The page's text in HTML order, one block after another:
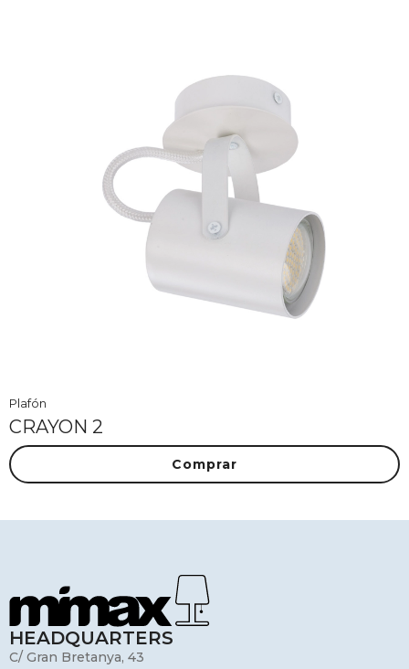
Plafón
CRAYON 2
Comprar
HEADQUARTERS
C/ Gran Bretanya, 43